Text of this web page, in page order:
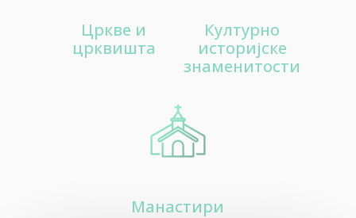
AтракцијеЦркве и
црквишта
Културно
историјске
знаменитости
Манастири